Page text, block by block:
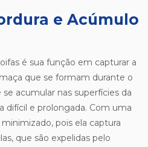
e Acúmulo
é sua função em capturar a
que se formam durante o
acumular nas superfícies da
difícil e prolongada. Com uma
pois ela captura
que são expelidas pelo